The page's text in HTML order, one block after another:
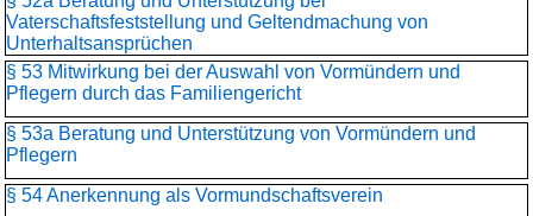
Vaterschaftsfeststellung und Geltendmachung von
Unterhaltsansprüchen
§ 53 Mitwirkung bei der Auswahl von Vormündern und
Pflegern durch das Familiengericht
§ 53a Beratung und Unterstützung von Vormündern und
Pflegern
§ 54 Anerkennung als Vormundschaftsverein